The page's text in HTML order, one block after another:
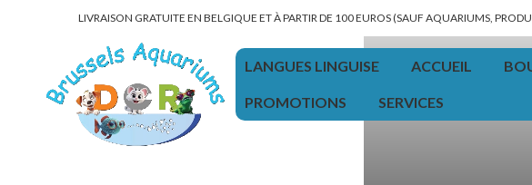
LIVRAISON GRATUITE EN BELGIQUE ET À PARTIR DE 100 EUROS (SAUF AQUARIUMS,
LANGUES LINGUISE ACCUEIL
PROMOTIONS SERVICES